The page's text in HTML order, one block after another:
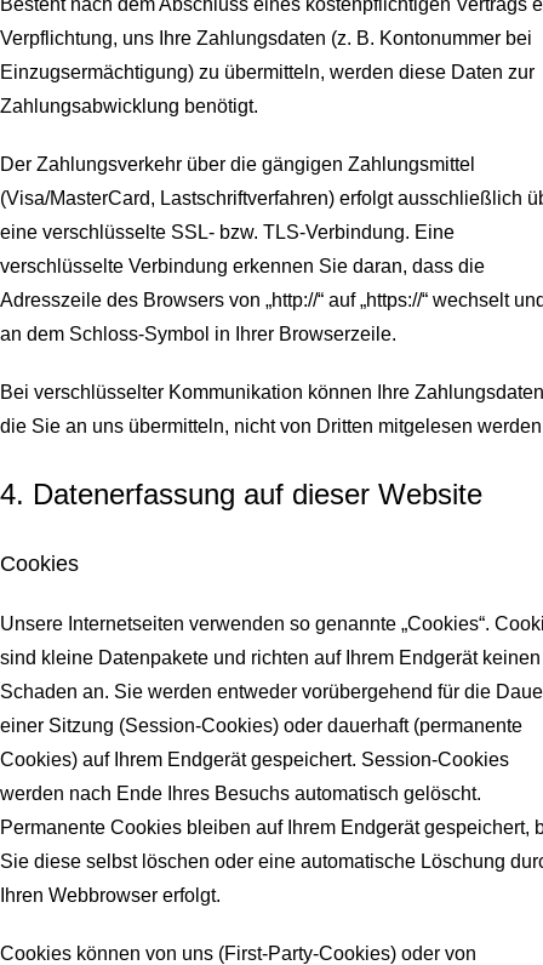
Besteht nach dem Abschluss eines kostenpflichtigen Vertrags
Verpflichtung, uns Ihre Zahlungsdaten (z. B. Kontonummer bei
Einzugsermächtigung) zu übermitteln, werden diese Daten zur
Zahlungsabwicklung benötigt.
Der Zahlungsverkehr über die gängigen Zahlungsmittel
(Visa/MasterCard, Lastschriftverfahren) erfolgt ausschließlich
eine verschlüsselte SSL- bzw. TLS-Verbindung. Eine
verschlüsselte Verbindung erkennen Sie daran, dass die
Adresszeile des Browsers von „http://“ auf „https://“ wechselt
an dem Schloss-Symbol in Ihrer Browserzeile.
Bei verschlüsselter Kommunikation können Ihre
die Sie an uns übermitteln, nicht von Dritten mitgelesen
4. Datenerfassung auf dieser Website
Cookies
Unsere Internetseiten verwenden so genannte „Cookies“.
sind kleine Datenpakete und richten auf Ihrem Endgerät keinen
Schaden an. Sie werden entweder vorübergehend für die
einer Sitzung (Session-Cookies) oder dauerhaft (permanente
Cookies) auf Ihrem Endgerät gespeichert. Session-Cookies
werden nach Ende Ihres Besuchs automatisch gelöscht.
Permanente Cookies bleiben auf Ihrem Endgerät gespeichert,
Sie diese selbst löschen oder eine automatische Löschung
Ihren Webbrowser erfolgt.
Cookies können von uns (First-Party-Cookies) oder von